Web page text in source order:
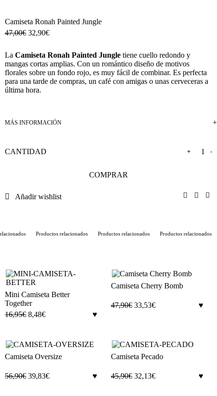
Camiseta Ronah Painted Jungle
47,00€ 32,90€
La Camiseta Ronah Painted Jungle tiene cuello redondo y
mangas cortas amplias. Con un romántico diseño de motivos
florales sobre un fondo rojo, es muy fácil de combinar. Es perfecta
para una tarde de compras, un café con amigas o unas cerveceras a
última hora.
-
+
COMPRAR
Añadir wishlist
Productos relacionados Productos relacionados Productos relacionados
Mini Camiseta Better
Together
16,95€ 8,48€
Camiseta Cherry Bomb
47,90€ 33,53€
Camiseta Oversize
56,90€ 39,83€
Camiseta Pecado
45,90€ 32,13€